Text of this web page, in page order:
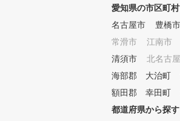
器具を使った
ゴルフシミ
ビューに備え
ウンドレッ
級者のベストス
ンのご説明～
・回数券（4回
愛知県の市区町
名古屋市
豊橋市
常滑市
江南市
清須市
北名古
海部郡 大治町
額田郡 幸田町
都道府県から探す